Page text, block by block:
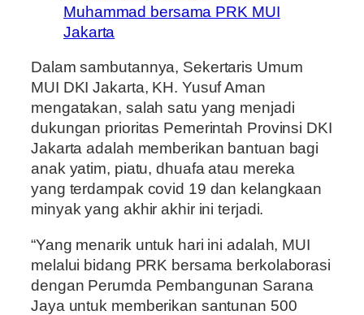
Muhammad bersama PRK MUI
Jakarta
Dalam sambutannya, Sekertaris Umum
MUI DKI Jakarta, KH. Yusuf Aman
mengatakan, salah satu yang menjadi
dukungan prioritas Pemerintah Provinsi DKI
Jakarta adalah memberikan bantuan bagi
anak yatim, piatu, dhuafa atau mereka
yang terdampak covid 19 dan kelangkaan
minyak yang akhir akhir ini terjadi.
“Yang menarik untuk hari ini adalah, MUI
melalui bidang PRK bersama berkolaborasi
dengan Perumda Pembangunan Sarana
Jaya untuk memberikan santunan 500